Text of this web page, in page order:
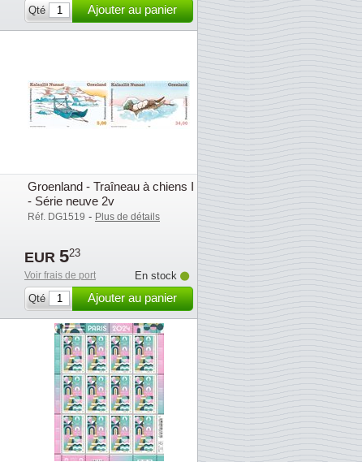
Qté
Ajouter au panier
Groenland - Traîneau à chiens I
- Série neuve 2v
Réf. DG1519 - Plus de détails
EUR 523
Voir frais de port
En stock
Qté
Ajouter au panier